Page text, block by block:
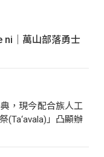
ni｜萬山部落勇士
，現今配合族人工
(Ta‘avala)」凸顯辦